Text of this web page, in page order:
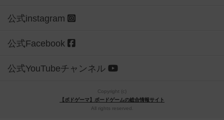
公式instagram
公式Facebook
公式YouTubeチャンネル
Copyright (c)
【ボドゲーマ】ボードゲームの総合情報サイト
All rights reserved.